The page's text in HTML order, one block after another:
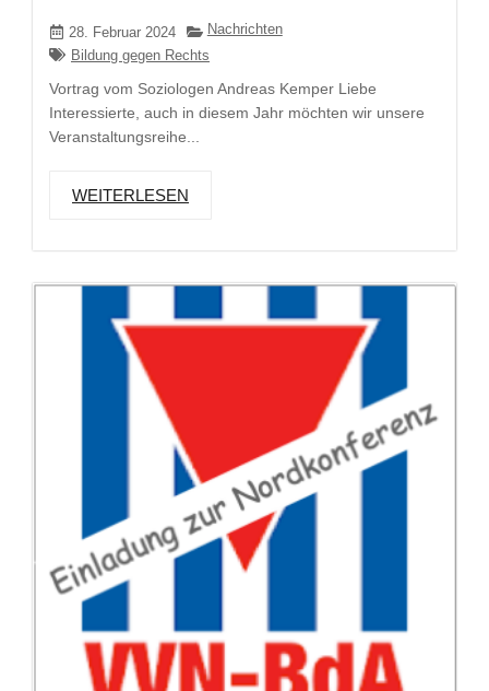
28. Februar 2024
Nachrichten
Bildung gegen Rechts
Vortrag vom Soziologen Andreas Kemper Liebe
Interessierte, auch in diesem Jahr möchten wir unsere
Veranstaltungsreihe...
WEITERLESEN